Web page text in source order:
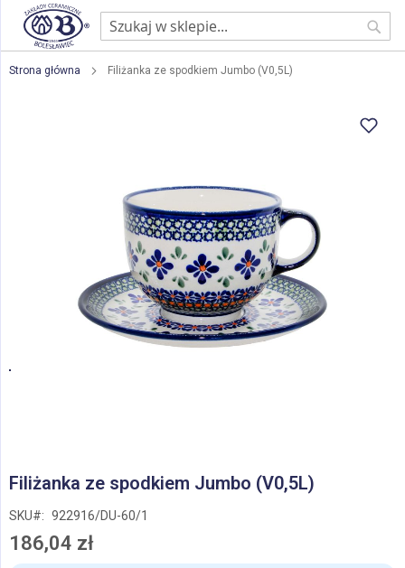
Strona główna Filiżanka ze spodkiem Jumbo (V0,5L)
na
galerii
Filiżanka ze spodkiem Jumbo (V0,5L)
SKU 922916/DU-60/1
186,04 zł